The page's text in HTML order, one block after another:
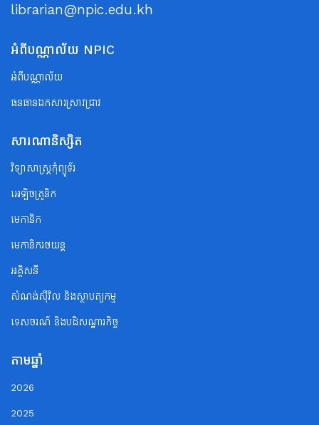
librarian@npic.edu.kh
អំពីបណ្ណាល័យ NPIC
អំពីបណ្ណាល័យ
ធនធានឯកសារស្រាវជ្រាវ
សារណានិស្សិត
វិទ្យាសាស្ត្រកុំព្យូទ័រ
អេឡិចត្រូនិក
មេកានិក
មេកានិករថយន្ត
អគ្គិសនី
សំណង់ស៊ីវិល និងស្ថាបត្យកម្ម
ទេសចរណ័ និងបដិសណ្ឋារកិច្ច
តាមឆ្នាំ
2026
2025